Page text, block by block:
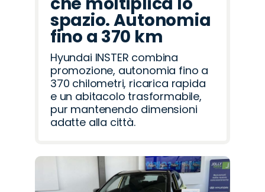
spazio. Autonomia
fino a 370 km
Hyundai INSTER combina
promozione, autonomia fino a
370 chilometri, ricarica rapida
e un abitacolo trasformabile,
pur mantenendo dimensioni
adatte alla città.